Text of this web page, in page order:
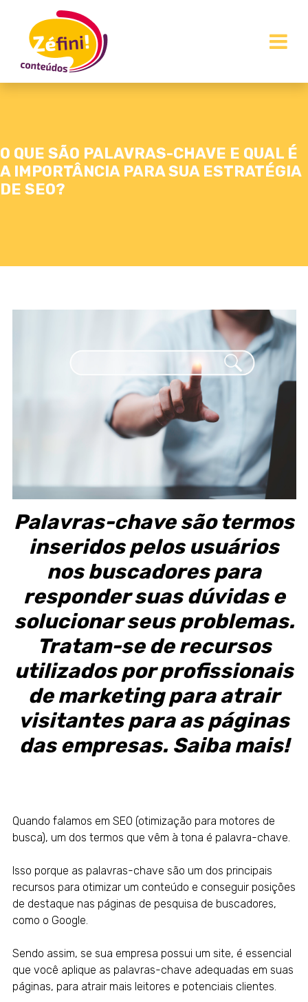
O QUE SÃO PALAVRAS-CHAVE E QUAL É
A IMPORTÂNCIA PARA SUA ESTRATÉGIA
DE SEO?
Palavras-chave são termos
inseridos pelos usuários
nos buscadores para
responder suas dúvidas e
solucionar seus problemas.
Tratam-se de recursos
utilizados por profissionais
de marketing para atrair
visitantes para as páginas
das empresas. Saiba mais!
Quando falamos em SEO (otimização para motores de
busca), um dos termos que vêm à tona é palavra-chave.
Isso porque as palavras-chave são um dos principais
recursos para otimizar um conteúdo e conseguir posições
de destaque nas páginas de pesquisa de buscadores,
como o Google.
Sendo assim, se sua empresa possui um site, é essencial
que você aplique as palavras-chave adequadas em suas
páginas, para atrair mais leitores e potenciais clientes.